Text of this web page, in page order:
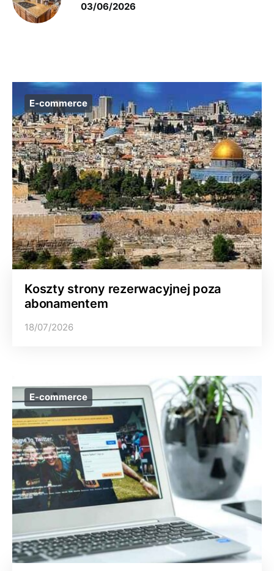
03/06/2026
E-commerce
Koszty strony rezerwacyjnej poza
abonamentem
18/07/2026
E-commerce